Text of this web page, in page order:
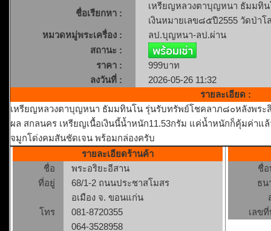
ชื่อเรียกหา :
เหรียญหลวงตาบุญหนา ธัมมทิ
เงินหมายเลข๘๕ปี2555 วัดป่า
หมวดหมู่พระเครื่อง :
ลป.บุญหนา-ลป.ผ่าน
สถานะ :
ราคา :
999บาท
ลงวันที่ :
2026-05-26 11:32
รายละเอียด :
เหรียญหลวงตาบุญหนา ธัมมทินโน รุ่นรับทรัพย์โชคลาภ๘๐หลังพระ
ผล สกลนคร เหรียญเนื้อเงินนี้น้ำหนัก11.53กรัม แค่น้ำหนักก็คุ้มค่า
จมูกโด่งคมสันชัดเจน พร้อมกล่องครับ
รายละเอียดร้านค้า
ชื่อ
พระอริยะอีสาน
ที่อยู่
68/1-2 ถนนประชาสโมสร
อเมือง จ. ขอนแก่น
โทร
081-8720355
064-3528958
ชื่
ธน
เลข